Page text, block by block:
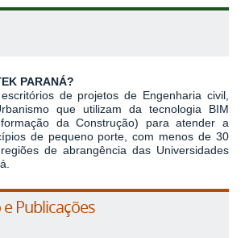
PARANÁ?
de projetos de Engenharia civil,
que utilizam da tecnologia BIM
da Construção) para atender a
de pequeno porte, com menos de 30
de abrangência das Universidades
Publicações